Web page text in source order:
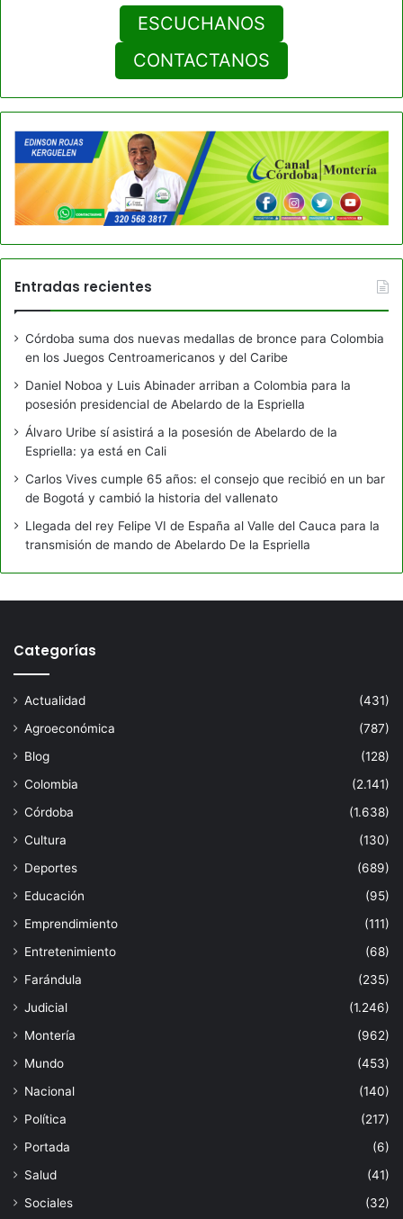
ESCUCHANOS
CONTACTANOS
Entradas recientes
Córdoba suma dos nuevas medallas de bronce para Colombia
en los Juegos Centroamericanos y del Caribe
Daniel Noboa y Luis Abinader arriban a Colombia para la
posesión presidencial de Abelardo de la Espriella
Álvaro Uribe sí asistirá a la posesión de Abelardo de la
Espriella: ya está en Cali
Carlos Vives cumple 65 años: el consejo que recibió en un bar
de Bogotá y cambió la historia del vallenato
Llegada del rey Felipe VI de España al Valle del Cauca para la
transmisión de mando de Abelardo De la Espriella
Categorías
Actualidad
(431)
Agroeconómica
(787)
Blog
(128)
Colombia
(2.141)
Córdoba
(1.638)
Cultura
(130)
Deportes
(689)
Educación
(95)
Emprendimiento
(111)
Entretenimiento
(68)
Farándula
(235)
Judicial
(1.246)
Montería
(962)
Mundo
(453)
Nacional
(140)
Política
(217)
Portada
(6)
Salud
(41)
Sociales
(32)